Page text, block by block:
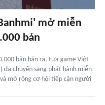
mở miễn
bản
bản bán ra, tựa game Việt
đã chuyển sang phát hành miễn
mở rộng cơ hội tiếp cận người